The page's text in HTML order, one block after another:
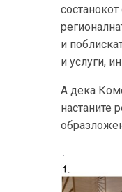
и
и услуги,
А дека
настаните